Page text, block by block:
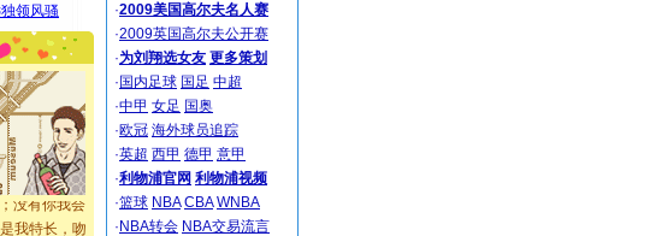
健康！千万
的日子才
要快乐!天天
里,愿幸福,
快乐!
没有你我会
我特长，吻
·2009美国高尔夫名人赛
·2009英国高尔夫公开赛
·为刘翔选女友 更多策划
· 国内足球 国足 中超
·中甲 女足 国奥
·欧冠 海外球员追踪
·英超 西甲 德甲 意甲
·利物浦官网 利物浦视频
·篮球 NBA CBA WNBA
· NBA转会 NBA交易流言